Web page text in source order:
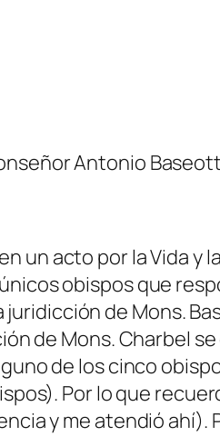
Antonio
un acto por la Vida y
obispos que
de Mons.
de Mons. Charbel
de los cinco
Por lo que
y me atendió ahí).